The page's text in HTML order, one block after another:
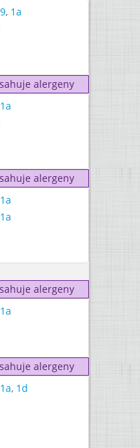
9, 1a
alergeny
1a
alergeny
1a
1a
alergeny
1a
alergeny
1a, 1d